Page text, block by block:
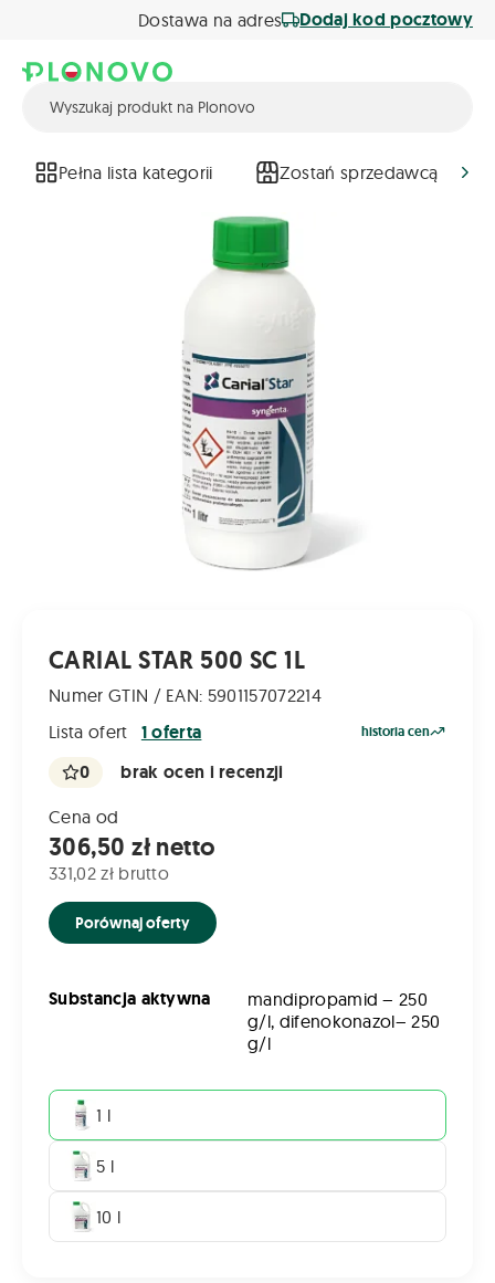
Dostawa na adres Dodaj kod pocztowy
Pełna lista kategorii Zostań sprzedawcą
CARIAL STAR 500 SC 1L
Numer GTIN / EAN: 5901157072214
Lista ofert
1 oferta historia cen
0 brak ocen i recenzji
Cena od
306,50 zł netto
331,02 zł brutto
Porównaj oferty
Substancja aktywna
mandipropamid – 250
g/l, difenokonazol– 250
g/l
1 l
5 l
10 l